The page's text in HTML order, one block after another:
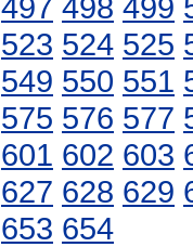
523 524 525
549 550 551
575 576 577
601 602 603
627 628 629
653 654